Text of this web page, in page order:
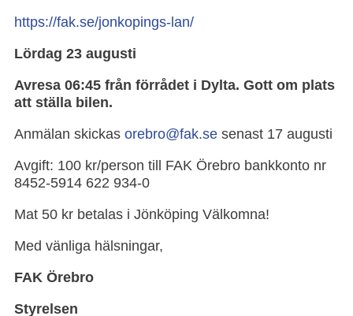
https://fak.se/jonkopings-lan/
Lördag 23 augusti
Avresa 06:45 från förrådet i Dylta. Gott om plats
att ställa bilen.
Anmälan skickas orebro@fak.se senast 17 augusti
Avgift: 100 kr/person till FAK Örebro bankkonto nr
8452-5914 622 934-0
Mat 50 kr betalas i Jönköping Välkomna!
Med vänliga hälsningar,
FAK Örebro
Styrelsen